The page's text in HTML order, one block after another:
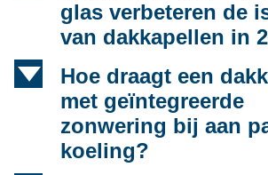
glas verbeteren de
van dakkapellen in
d
Hoe draagt een
met geïntegreerde
zonwering bij aan
koeling?